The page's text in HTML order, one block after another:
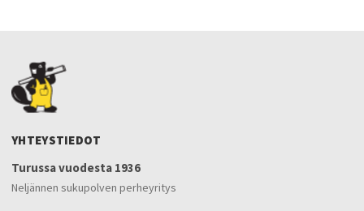
YHTEYSTIEDOT
Turussa vuodesta 1936
Neljännen sukupolven perheyritys